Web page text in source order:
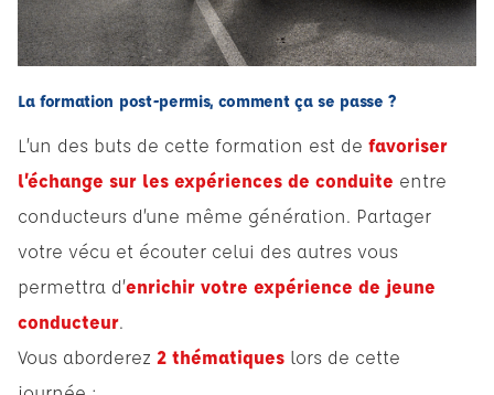
La formation post-permis, comment ça se passe ?
L’un des buts de cette formation est de favoriser
l’échange sur les expériences de conduite entre
conducteurs d’une même génération. Partager
votre vécu et écouter celui des autres vous
permettra d’enrichir votre expérience de jeune
conducteur.
Vous aborderez 2 thématiques lors de cette